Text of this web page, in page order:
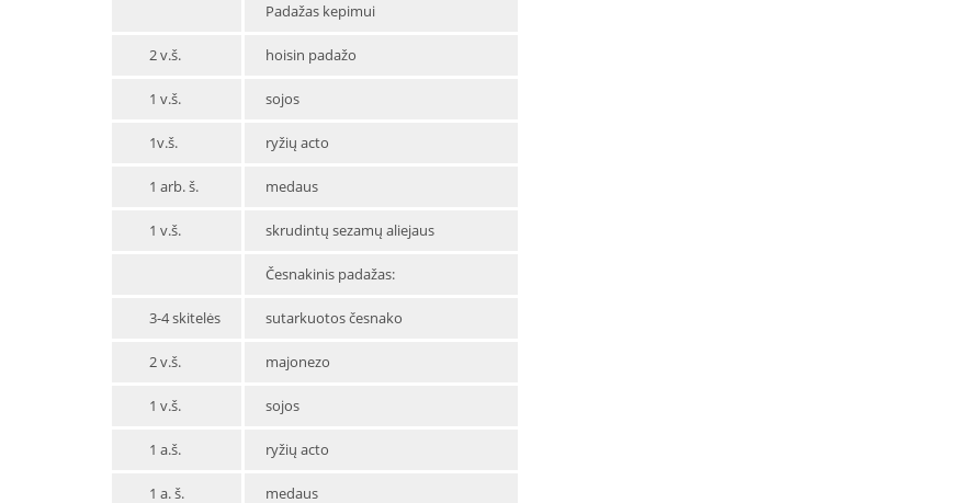
Padažas kepimui
2 v.š. hoisin padažo
1 v.š. sojos
1v.š. ryžių acto
1 arb. š. medaus
1 v.š. skrudintų sezamų aliejaus
Česnakinis padažas:
3-4 skitelės sutarkuotos česnako
2 v.š. majonezo
1 v.š. sojos
1 a.š. ryžių acto
1 a. š. medaus